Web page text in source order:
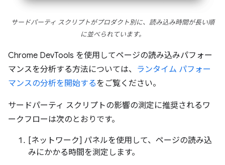
サードパーティ スクリプトがプロダクト別に、読み込み時間が長い順
に並べられています。
Chrome DevTools を使用してページの読み込みパフォー
マンスを分析する方法については、 ランタイム パフォー
マンスの分析を開始するをご覧ください。
サードパーティ スクリプトの影響の測定に推奨されるワ
ークフローは次のとおりです。
[ネットワーク] パネルを使用して、ページの読み込
みにかかる時間を測定します。